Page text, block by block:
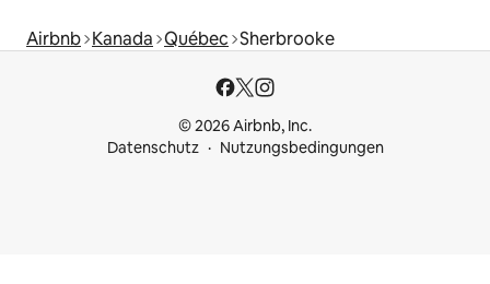
Airbnb Kanada Québec Sherbrooke
© 2026 Airbnb, Inc.
Datenschutz
Nutzungsbedingungen